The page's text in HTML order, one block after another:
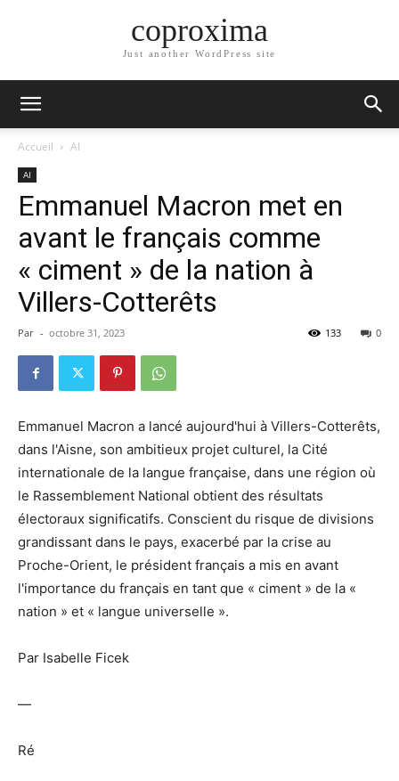
coproxima
Just another WordPress site
Accueil AI
AI
Emmanuel Macron met en
avant le français comme
« ciment » de la nation à
Villers-Cotterêts
Par - octobre 31, 2023 0
133
Emmanuel Macron a lancé aujourd'hui à Villers-Cotterêts,
dans l'Aisne, son ambitieux projet culturel, la Cité
internationale de la langue française, dans une région où
le Rassemblement National obtient des résultats
électoraux significatifs. Conscient du risque de divisions
grandissant dans le pays, exacerbé par la crise au
Proche-Orient, le président français a mis en avant
l'importance du français en tant que « ciment » de la «
nation » et « langue universelle ».
Par Isabelle Ficek
—
Ré